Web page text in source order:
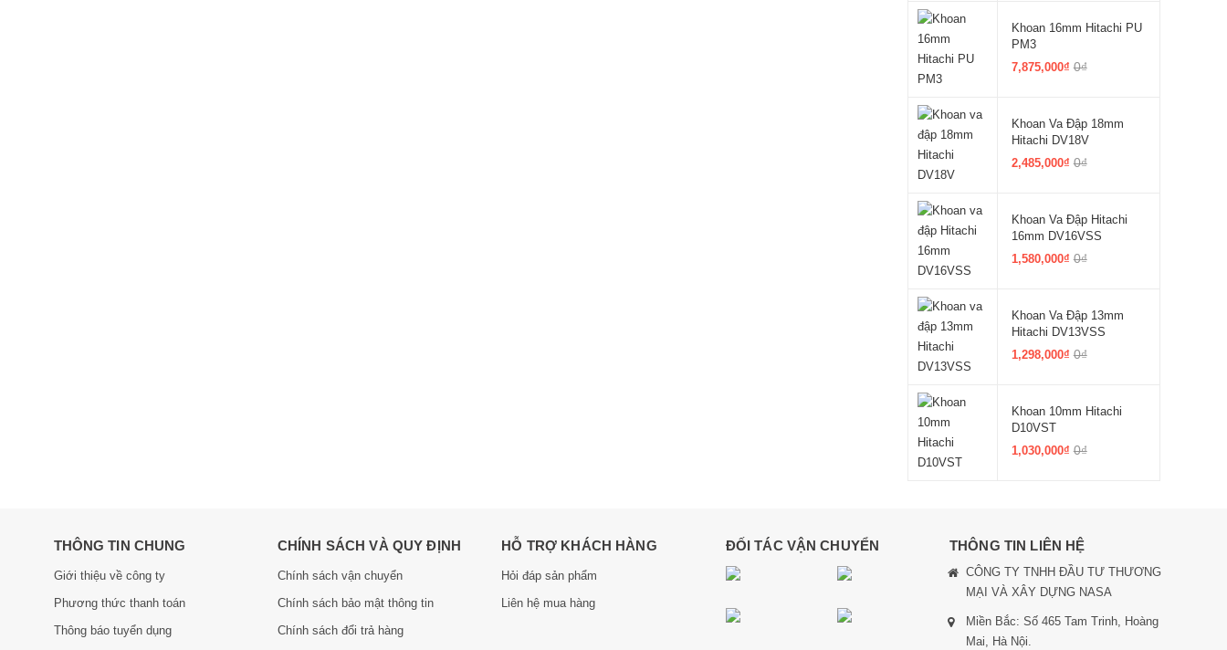
Khoan 16mm Hitachi PU
PM3
7,875,000₫0₫
Khoan Va Đập 18mm
Hitachi DV18V
2,485,000₫0₫
Khoan Va Đập Hitachi
16mm DV16VSS
1,580,000₫0₫
Khoan Va Đập 13mm
Hitachi DV13VSS
1,298,000₫0₫
Khoan 10mm Hitachi
D10VST
1,030,000₫0₫
THÔNG TIN CHUNG
Giới thiệu về công ty
Phương thức thanh toán
Thông báo tuyển dụng
CHÍNH SÁCH VÀ QUY ĐỊNH
Chính sách vận chuyển
Chính sách bảo mật thông tin
Chính sách đổi trả hàng
HỖ TRỢ KHÁCH HÀNG
Hỏi đáp sản phẩm
Liên hệ mua hàng
ĐỐI TÁC VẬN CHUYỂN THÔNG TIN LIÊN HỆ
CÔNG TY TNHH ĐẦU TƯ THƯƠNG
MẠI VÀ XÂY DỰNG NASA
Miền Bắc: Số 465 Tam Trinh, Hoàng
Mai, Hà Nội.